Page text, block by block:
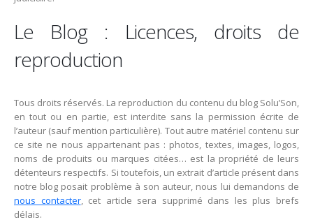
Le Blog : Licences, droits de
reproduction
Tous droits réservés. La reproduction du contenu du blog Solu’Son,
en tout ou en partie, est interdite sans la permission écrite de
l’auteur (sauf mention particulière). Tout autre matériel contenu sur
ce site ne nous appartenant pas : photos, textes, images, logos,
noms de produits ou marques citées… est la propriété de leurs
détenteurs respectifs. Si toutefois, un extrait d’article présent dans
notre blog posait problème à son auteur, nous lui demandons de
nous contacter, cet article sera supprimé dans les plus brefs
délais.